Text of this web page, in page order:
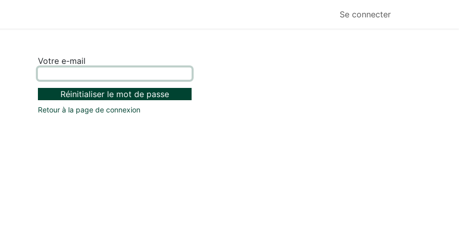
Se connecter
Votre e-mail
Réinitialiser le mot de passe
Retour à la page de connexion